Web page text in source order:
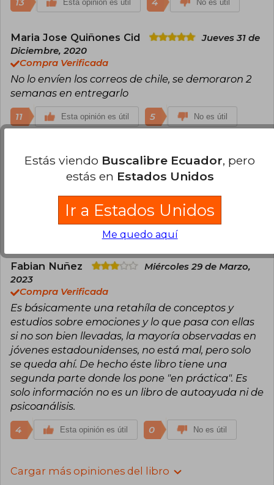
13 Esta opinión es útil 4 No es útil
Maria Jose Quiñones Cid
Jueves 31 de
Diciembre, 2020
Compra Verificada
No lo envíen los correos de chile, se demoraron 2
semanas en entregarlo
11 Esta opinión es útil 5 No es útil
2021
Compra Verificada
El contenido es bueno pero a veces da vueltas en
lo mismo, de todas maneras es bueno
Esta opinión es útil 4
Fabian Nuñez
Miércoles 29 de Marzo,
2023
Compra Verificada
Es básicamente una retahíla de conceptos y
estudios sobre emociones y lo que pasa con ellas
si no son bien llevadas, la mayoría observadas en
jóvenes estadounidenses, no está mal, pero solo
se queda ahí. De hecho éste libro tiene una
segunda parte donde los pone "en práctica". Es
solo información no es un libro de autoayuda ni de
psicoanálisis.
4 Esta opinión es útil 0 No es útil
Cargar más opiniones del libro
Estás viendo Buscalibre Ecuador, pero
estás en Estados Unidos
Ir a Estados Unidos
Me quedo aquí